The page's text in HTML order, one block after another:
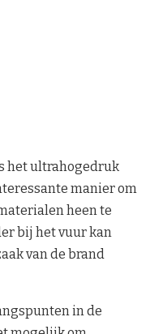
het ultrahogedruk
manier om
heen te
bij het vuur kan
van de brand
in de